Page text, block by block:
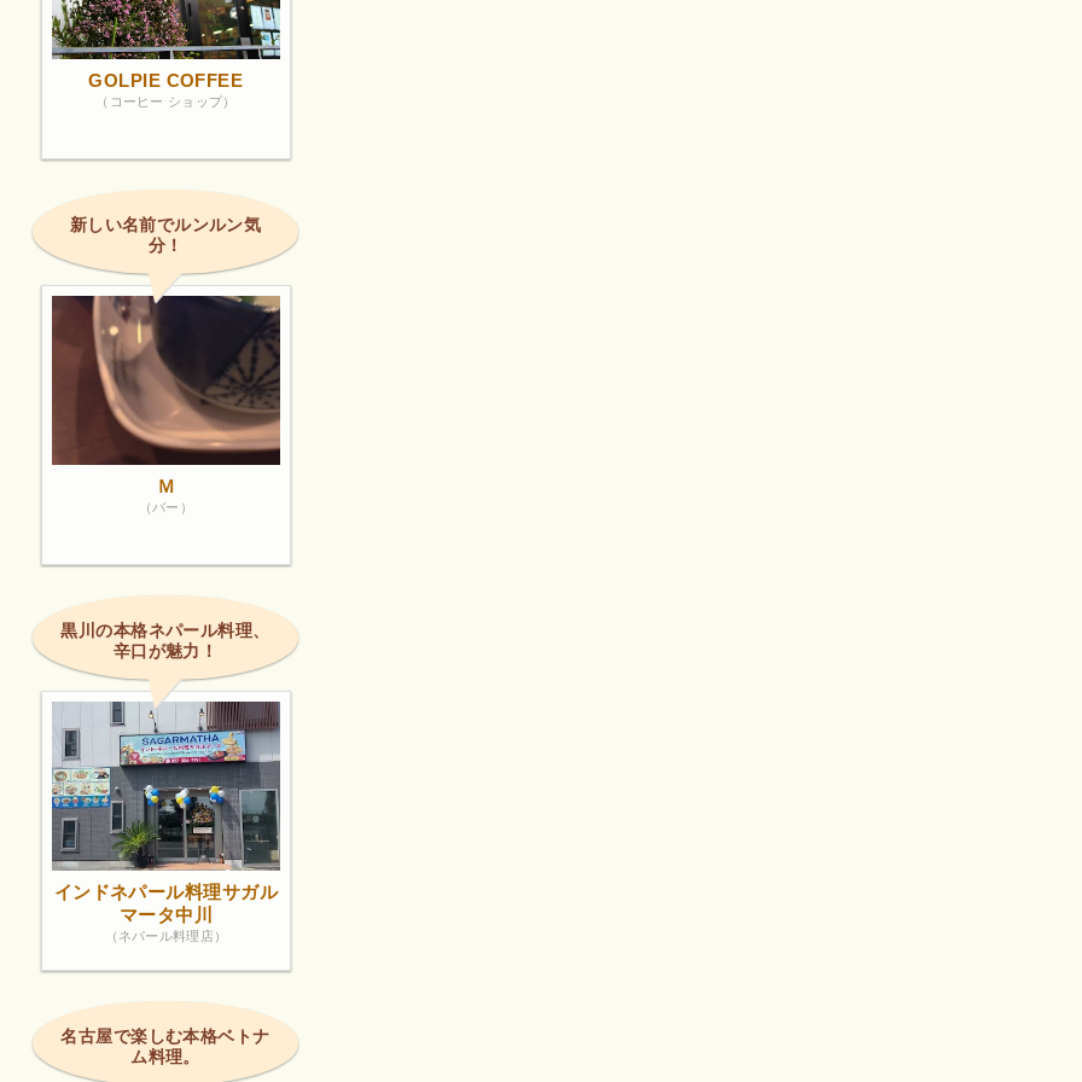
GOLPIE COFFEE
（コーヒー ショップ）
新しい名前でルンルン気
分！
Ｍ
（バー）
黒川の本格ネパール料理、
辛口が魅力！
インドネパール料理サガル
マータ中川
（ネパール料理店）
名古屋で楽しむ本格ベトナ
ム料理。